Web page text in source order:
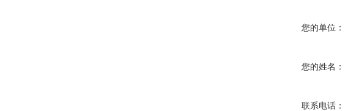
您的单位：
您的姓名：
联系电话：